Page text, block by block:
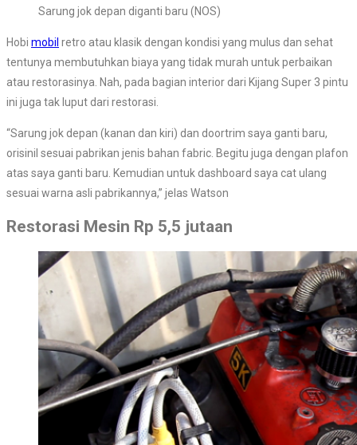
Sarung jok depan diganti baru (NOS)
Hobi mobil retro atau klasik dengan kondisi yang mulus dan sehat
tentunya membutuhkan biaya yang tidak murah untuk perbaikan
atau restorasinya. Nah, pada bagian interior dari Kijang Super 3 pintu
ini juga tak luput dari restorasi.
“Sarung jok depan (kanan dan kiri) dan doortrim saya ganti baru,
orisinil sesuai pabrikan jenis bahan fabric. Begitu juga dengan plafon
atas saya ganti baru. Kemudian untuk dashboard saya cat ulang
sesuai warna asli pabrikannya,” jelas Watson
Restorasi Mesin Rp 5,5 jutaan